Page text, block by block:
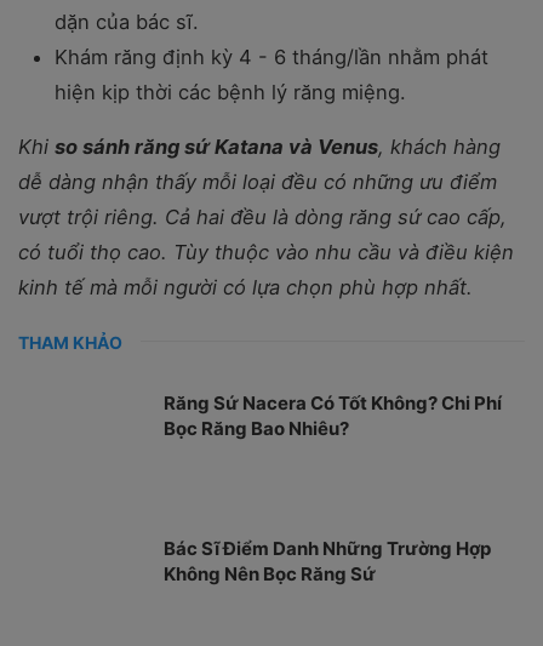
dặn của bác sĩ.
Khám răng định kỳ 4 - 6 tháng/lần nhằm phát
hiện kịp thời các bệnh lý răng miệng.
Khi so sánh răng sứ Katana và Venus, khách hàng
dễ dàng nhận thấy mỗi loại đều có những ưu điểm
vượt trội riêng. Cả hai đều là dòng răng sứ cao cấp,
có tuổi thọ cao. Tùy thuộc vào nhu cầu và điều kiện
kinh tế mà mỗi người có lựa chọn phù hợp nhất.
THAM KHẢO
Răng Sứ Nacera Có Tốt Không? Chi Phí
Bọc Răng Bao Nhiêu?
Bác Sĩ Điểm Danh Những Trường Hợp
Không Nên Bọc Răng Sứ